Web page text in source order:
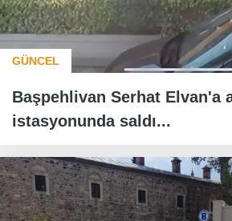
GÜNCEL
Başpehlivan Serhat Elvan'a
istasyonunda saldı...